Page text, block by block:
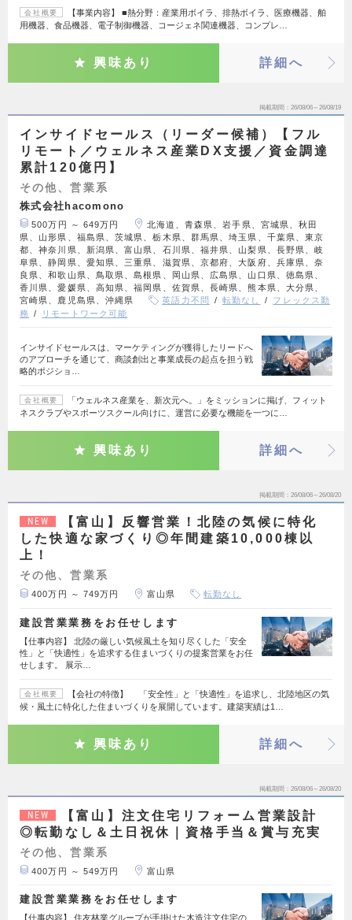
会社概要
【事業内容】 ■熱分野：産業用ボイラ、排熱ボイラ、医療機器、舶
用機器、食品機器、電子制御機器、コージェネ関連機器、コンプレ…
興味あり 詳細へ
掲載期間 26/08/06～26/08/19
インサイドセールス（リーダー候補）【フル
リモート／ウェルネス産業DX支援／資金調達
累計120億円】
その他、営業系
株式会社hacomono
500万円 ～ 649万円
北海道、青森県、岩手県、宮城県、秋田
県、山形県、福島県、茨城県、栃木県、群馬県、埼玉県、千葉県、東京
都、神奈川県、新潟県、富山県、石川県、福井県、山梨県、長野県、岐
阜県、静岡県、愛知県、三重県、滋賀県、京都府、大阪府、兵庫県、奈
良県、和歌山県、鳥取県、島根県、岡山県、広島県、山口県、徳島県、
香川県、愛媛県、高知県、福岡県、佐賀県、長崎県、熊本県、大分県、
宮崎県、鹿児島県、沖縄県
英語力不問 転勤なし
フレックス勤
務
リモートワーク可能
インサイドセールスは、マーケティングが獲得したリードへ
のアプローチを通じて、商談創出と事業成長の起点を担う戦
略的ポジショ…
会社概要
「ウェルネス産業を、新次元へ。」をミッションに掲げ、フィット
ネスクラブやスポーツスクール向けに、運営に必要な機能を一つに…
興味あり 詳細へ
掲載期間 26/08/06～26/08/20
NEW
【富山】反響営業！北陸の気候に特化
した快適な家づくり◎年間建築10,000棟以
上！
その他、営業系
400万円 ～ 749万円 富山県 転勤なし
建設営業業務をお任せします
【仕事内容】 北陸の厳しい気候風土を知り尽くした「安全
性」と「快適性」を追求する住まいづくりの提案営業をお任
せします。 展示…
会社概要
【会社の特徴】 「安全性」と「快適性」を追求し、北陸地区の気
候・風土に特化した住まいづくりを展開しています。建築実績は1…
興味あり 詳細へ
掲載期間 26/08/06～26/08/20
NEW
【富山】注文住宅リフォーム営業設計
◎転勤なし＆土日祝休｜資格手当＆賞与充実
その他、営業系
400万円 ～ 549万円 富山県
建設営業業務をお任せします
【仕事内容】 住友林業グループが手掛けた木造注文住宅の